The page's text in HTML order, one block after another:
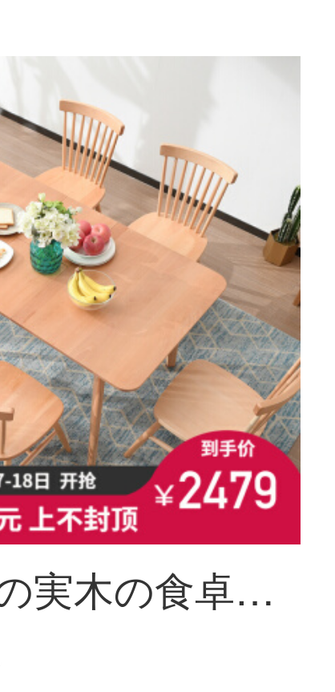
文芸柳園の実木の食卓のテーブルとテーブルの組み合わせが伸縮してテーブルの大きさを食べます。